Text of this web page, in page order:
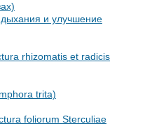
и улучшение
rhizomatis et radicis
trita)
foliorum Sterculiae